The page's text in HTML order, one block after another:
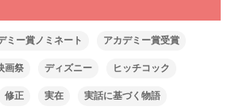
ミー賞ノミネート アカデミー賞受賞
画祭 ディズニー ヒッチコック
修正 実在 実話に基づく物語